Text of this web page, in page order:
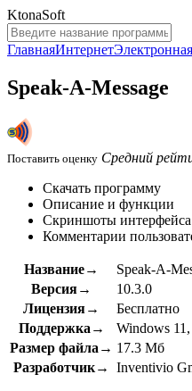
KtonaSoft
ГлавнаяИнтернет
Speak-A-Message
Поставить оценку Средний
Скачать программу
Описание и функции
Скриншоты интерфейса
Комментарии
Название→
Speak-A-
Версия→
10.3.0
Лицензия→
Бесплатно
Поддержка→
Windows
Размер файла→ 17.3 Мб
Разработчик→
Inventivio